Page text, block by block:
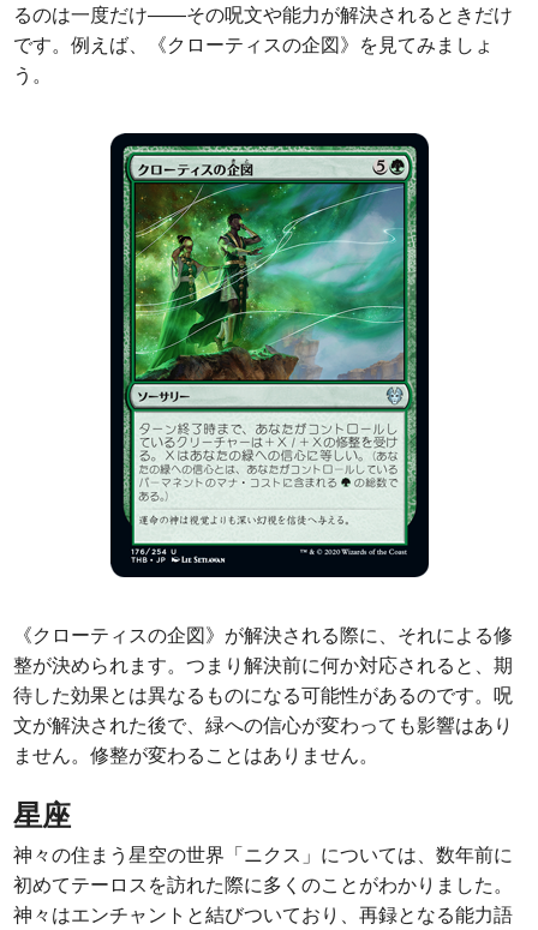
るのは一度だけ――その呪文や能力が解決されるときだけ
です。例えば、《クローティスの企図》を見てみましょ
う。
《クローティスの企図》が解決される際に、それによる修
整が決められます。つまり解決前に何か対応されると、期
待した効果とは異なるものになる可能性があるのです。呪
文が解決された後で、緑への信心が変わっても影響はあり
ません。修整が変わることはありません。
星座
神々の住まう星空の世界「ニクス」については、数年前に
初めてテーロスを訪れた際に多くのことがわかりました。
神々はエンチャントと結びついており、再録となる能力語